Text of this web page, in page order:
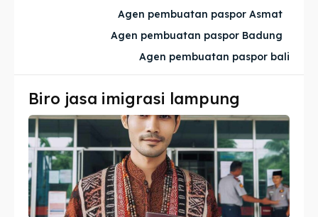
Imta
Legalisir
Apostille
Penerjemah
Imta
Legalisir
Apostille
Penerjemah
Agen pembuatan paspor Asmat
Agen pembuatan paspor Badung
Agen pembuatan paspor bali
Biro jasa imigrasi lampung